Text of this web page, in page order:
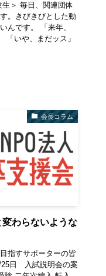
＞ 毎日、関連団体
。きびきびとした動
んです。 「来年、
「いや、まだッス」
会長コラム
わらないような
指すサポーターの皆
日 入試説明会の案